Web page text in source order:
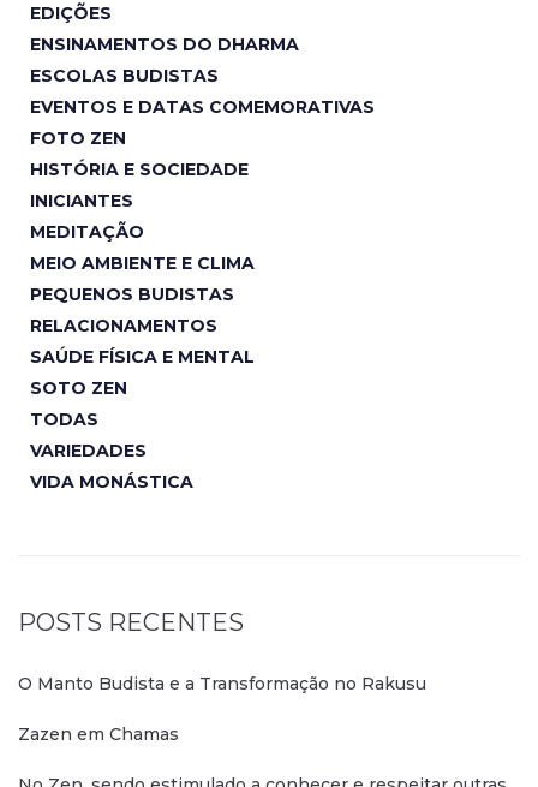
EDIÇÕES
ENSINAMENTOS DO DHARMA
ESCOLAS BUDISTAS
EVENTOS E DATAS COMEMORATIVAS
FOTO ZEN
HISTÓRIA E SOCIEDADE
INICIANTES
MEDITAÇÃO
MEIO AMBIENTE E CLIMA
PEQUENOS BUDISTAS
RELACIONAMENTOS
SAÚDE FÍSICA E MENTAL
SOTO ZEN
TODAS
VARIEDADES
VIDA MONÁSTICA
POSTS RECENTES
O Manto Budista e a Transformação no Rakusu
Zazen em Chamas